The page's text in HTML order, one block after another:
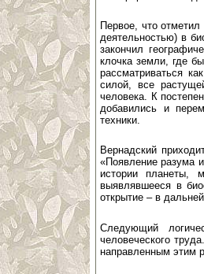
Первое, что
деятельностью) в
закончил
клочка земли, где
рассматриваться
силой, все
человека. К
добавились и
техники.
Вернадский
«Появление разума
истории планеты,
выявлявшееся в
открытие – в
Следующий
человеческого
направленным этим